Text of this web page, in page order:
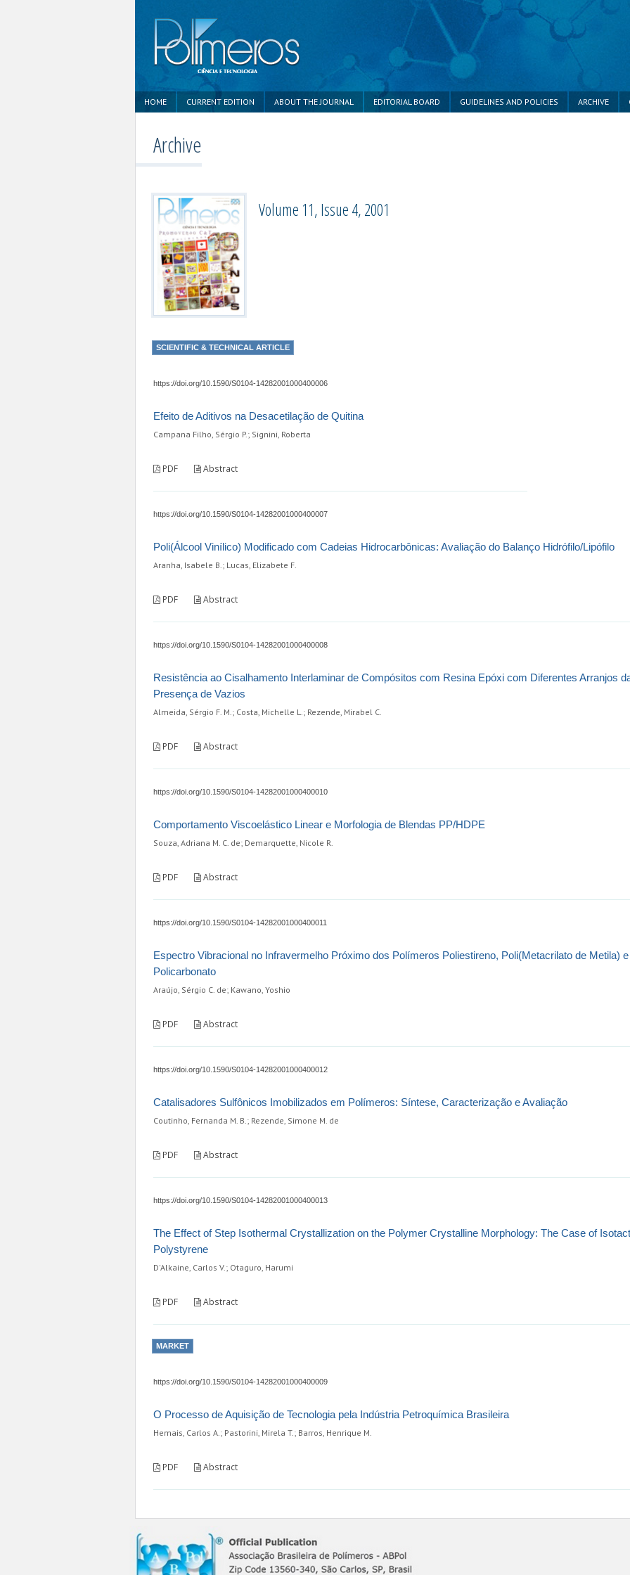
HOME CURRENT EDITION ABOUT THE JOURNAL EDITORIAL BOARD GUIDELINES AND POLICIES ARCHIVE
Archive
Volume 11, Issue 4, 2001
SCIENTIFIC & TECHNICAL ARTICLE
https://doi.org/10.1590/S0104-14282001000400006
Efeito de Aditivos na Desacetilação de Quitina
Campana Filho, Sérgio P.; Signini, Roberta
PDF Abstract
https://doi.org/10.1590/S0104-14282001000400007
Poli(Álcool Vinílico) Modificado com Cadeias Hidrocarbônicas: Avaliação do Balanço Hidrófilo/Lipófilo
Aranha, Isabele B.; Lucas, Elizabete F.
PDF Abstract
https://doi.org/10.1590/S0104-14282001000400008
Resistência ao Cisalhamento Interlaminar de Compósitos com Resina Epóxi com Diferentes Arranjos
Presença de Vazios
Almeida, Sérgio F. M.; Costa, Michelle L.; Rezende, Mirabel C.
PDF Abstract
https://doi.org/10.1590/S0104-14282001000400010
Comportamento Viscoelástico Linear e Morfologia de Blendas PP/HDPE
Souza, Adriana M. C. de; Demarquette, Nicole R.
PDF Abstract
https://doi.org/10.1590/S0104-14282001000400011
Espectro Vibracional no Infravermelho Próximo dos Polímeros Poliestireno, Poli(Metacrilato de Metila) e
Policarbonato
Araújo, Sérgio C. de; Kawano, Yoshio
PDF Abstract
https://doi.org/10.1590/S0104-14282001000400012
Catalisadores Sulfônicos Imobilizados em Polímeros: Síntese, Caracterização e Avaliação
Coutinho, Fernanda M. B.; Rezende, Simone M. de
PDF Abstract
https://doi.org/10.1590/S0104-14282001000400013
The Effect of Step Isothermal Crystallization on the Polymer Crystalline Morphology: The Case of
Polystyrene
D'Alkaine, Carlos V.; Otaguro, Harumi
PDF Abstract
MARKET
https://doi.org/10.1590/S0104-14282001000400009
O Processo de Aquisição de Tecnologia pela Indústria Petroquímica Brasileira
Hemais, Carlos A.; Pastorini, Mirela T.; Barros, Henrique M.
PDF Abstract